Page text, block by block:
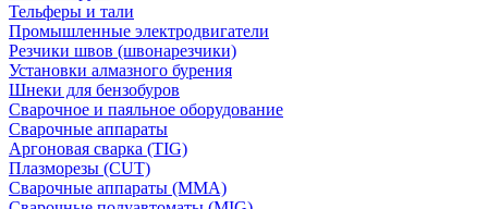
Тельферы и тали
Промышленные электродвигатели
Резчики швов (швонарезчики)
Установки алмазного бурения
Шнеки для бензобуров
Сварочное и паяльное оборудование
Сварочные аппараты
Аргоновая сварка (TIG)
Плазморезы (CUT)
Сварочные аппараты (MMA)